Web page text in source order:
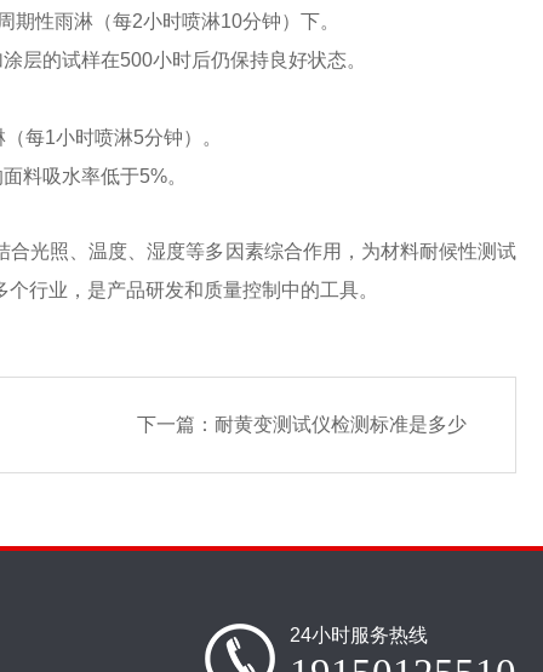
性雨淋（每2小时喷淋10分钟）下。
层的试样在500小时后仍保持良好状态。
每1小时喷淋5分钟）。
料吸水率低于5%。
光照、温度、湿度等多因素综合作用，为材料耐候性测试
行业，是产品研发和质量控制中的工具。
下一篇： 耐黄变测试仪检测标准是多少
24小时服务热线